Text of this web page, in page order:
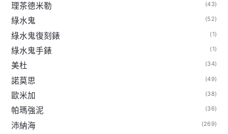
理茶德米勒 (43)
綠水鬼 (52)
綠水鬼復刻錶 (1)
綠水鬼手錶 (1)
美杜 (34)
諾莫思 (49)
歐米加 (38)
帕瑪強泥 (36)
沛納海 (269)